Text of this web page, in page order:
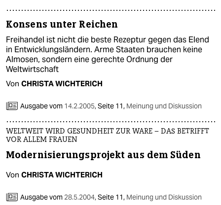
Konsens unter Reichen
Freihandel ist nicht die beste Rezeptur gegen das Elend
in Entwicklungsländern. Arme Staaten brauchen keine
Almosen, sondern eine gerechte Ordnung der
Weltwirtschaft
Von CHRISTA WICHTERICH
Ausgabe vom 14.2.2005,Seite 11, Meinung und Diskussion
WELTWEIT WIRD GESUNDHEIT ZUR WARE – DAS BETRIFFT
VOR ALLEM FRAUEN
Modernisierungsprojekt aus dem Süden
Von CHRISTA WICHTERICH
Ausgabe vom 28.5.2004,Seite 11, Meinung und Diskussion